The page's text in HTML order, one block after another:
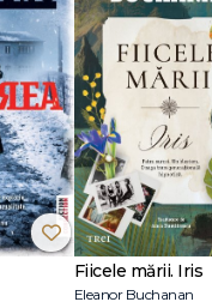
și Vargas să le
făptași? Și dacă da, unde
cea mai bună carte din
de putere cu o poveste
și-a început cariera ca
În Post-mortem se
Fiicele mării. Iris
Eleanor Buchanan